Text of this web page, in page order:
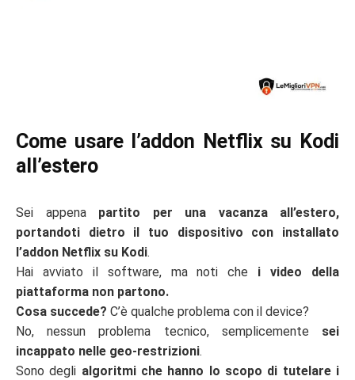
Come usare l’addon Netflix su Kodi
all’estero
Sei appenapartito per una vacanza all’estero,
portandoti dietro il tuo dispositivo con installato
l’addon Netflix su Kodi.
Hai avviato il software, ma noti che i video della
piattaforma non partono.
Cosa succede? C’è qualche problema con il device?
No, nessun problema tecnico, semplicemente sei
incappato nelle geo-restrizioni.
Sono degli algoritmi che hanno lo scopo di tutelare i